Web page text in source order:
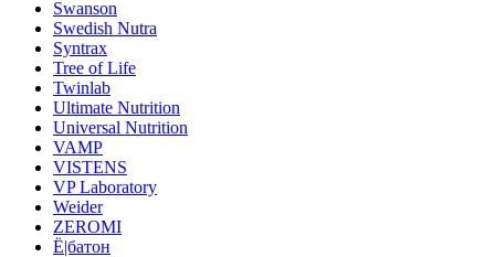
Swanson
Swedish Nutra
Syntrax
Tree of Life
Twinlab
Ultimate Nutrition
Universal Nutrition
VAMP
VISTENS
VP Laboratory
Weider
ZEROMI
Ё|батон